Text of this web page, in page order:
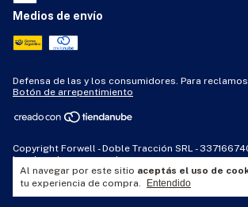
Al navegar por este sitio aceptás el uso de
tu experiencia de compra.
Entendido
Medios de envío
Defensa de las y los consumidores. Para reclamos
Botón de arrepentimiento
Copyright Forwell - Doble Tracción SRL -
los derechos reservados.